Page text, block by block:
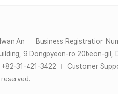
An
Business Registration
9 Dongpyeon-ro 20beon-gil,
+82-31-421-3422
Customer